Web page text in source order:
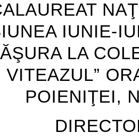
IUNIE-
LA
VITEAZUL”
POIENIŢEI,